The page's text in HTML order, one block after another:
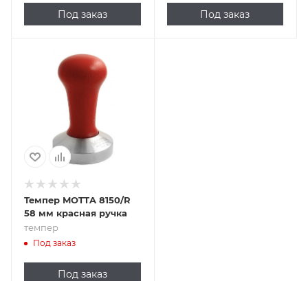
Под заказ Под заказ
Подпись к товару
темпер
Темпер MOTTA 8150/R
58 мм красная ручка
темпер
Под заказ
Под заказ